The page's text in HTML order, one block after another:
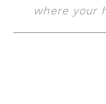
where your